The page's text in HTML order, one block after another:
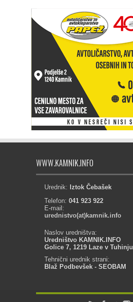
WWW.KAMNIK.INFO
Urednik: Iztok Čebašek
Telefon: 041 923 922
E-mail:
urednistvo(at)kamnik.info
Naslov uredništva:
Uredništvo KAMNIK.INFO
Golice 7, 1219 Laze v Tuhinju
Tehnični urednik strani:
Blaž Podbevšek - SEOBAM